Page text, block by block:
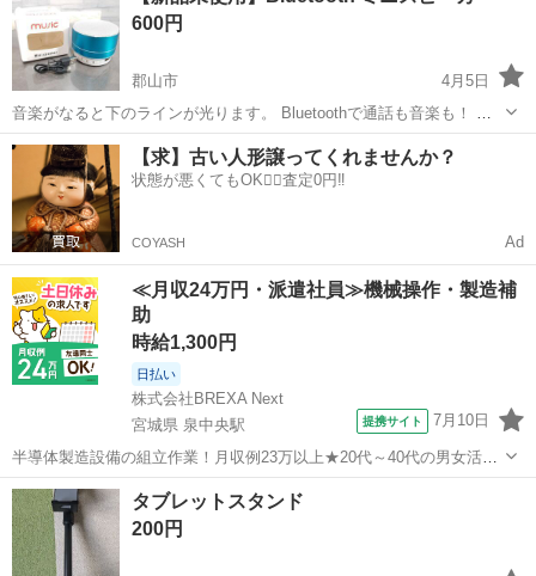
600円
郡山市
4月5日
音楽がなると下のラインが光ります。 Bluetoothで通話も音楽も！ ミ
ニサイズだから場所を選びません。 お手軽に使えます。 箱に劣化あ
福島 郡山市 その他 Bluetooth
【求】古い人形譲ってくれませんか？
状態が悪くてもOK🙆‍♀️査定0円‼️
COYASH Ad
≪月収24万円・派遣社員≫機械操作・製造補
助
時給1,300円
日払い
株式会社BREXA Next
宮城県 泉中央駅
提携サイト 7月10日
半導体製造設備の組立作業！月収例23万以上★20代～40代の男女活躍
中中！社会保険完備！送迎あり！◎マイカー通勤OK＆無料駐車場完
備！作業着無償貸与◎食堂利用可★《宮城県黒川郡大和町》 人気の工
場のお仕事 ◇半導体製造設備...
宮城 泉中央駅 その他
タブレットスタンド
200円